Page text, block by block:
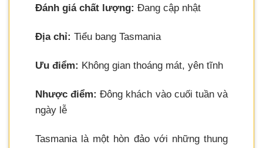
Đánh giá chất lượng: Đang cập nhật
Địa chỉ: Tiểu bang Tasmania
Ưu điểm: Không gian thoáng mát, yên tĩnh
Nhược điểm: Đông khách vào cuối tuần và
ngày lễ
Tasmania là một hòn đảo với những thung